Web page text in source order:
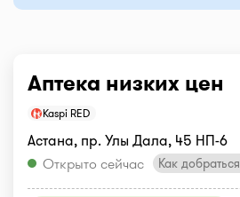
Аптека низких цен
Kaspi RED
Астана, пр. Улы Дала, 45 НП-6
Открыто сейчас
Как